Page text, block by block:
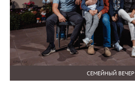
СЕМЕЙНЫЙ ВЕЧЕР